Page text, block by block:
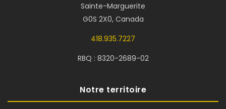
Sainte-Marguerite
G0S 2X0, Canada
418.935.7227
RBQ : 8320-2689-02
Notre territoire